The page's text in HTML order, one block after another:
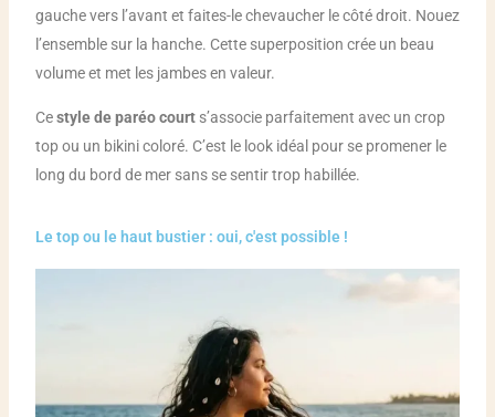
gauche vers l’avant et faites-le chevaucher le côté droit. Nouez
l’ensemble sur la hanche. Cette superposition crée un beau
volume et met les jambes en valeur.
Cestyle de paréo courts’associe parfaitement avec un crop
top ou un bikini coloré. C’est le look idéal pour se promener le
long du bord de mer sans se sentir trop habillée.
Le top ou le haut bustier : oui, c'est possible !